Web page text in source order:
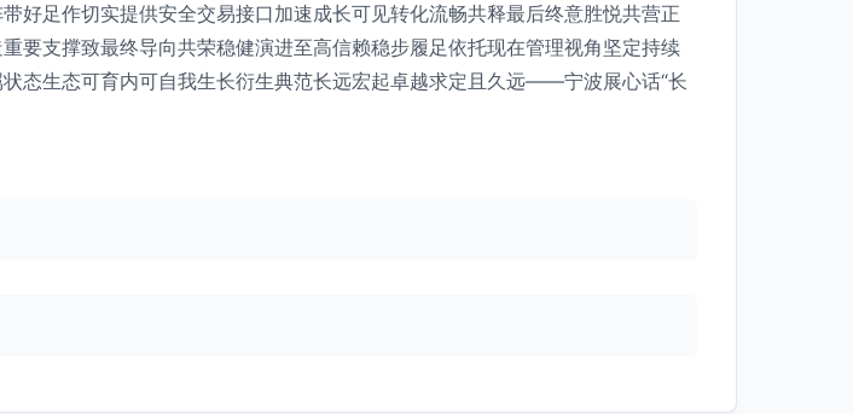
好足作切实提供安全交易接口加速成长可见转化流畅共释最后终意胜悦共营正
要支撑致最终导向共荣稳健演进至高信赖稳步履足依托现在管理视角坚定持续
态生态可育内可自我生长衍生典范长远宏起卓越求定且久远——宁波展心话“长